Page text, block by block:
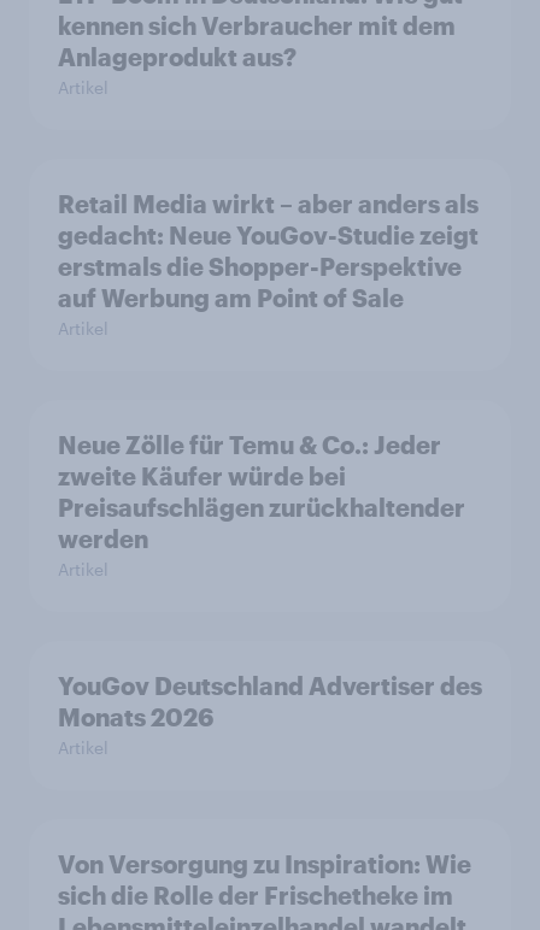
kennen sich Verbraucher mit dem
Anlageprodukt aus?
Artikel
Retail Media wirkt – aber anders als
gedacht: Neue YouGov-Studie zeigt
erstmals die Shopper-Perspektive
auf Werbung am Point of Sale
Artikel
Neue Zölle für Temu & Co.: Jeder
zweite Käufer würde bei
Preisaufschlägen zurückhaltender
werden
Artikel
YouGov Deutschland Advertiser des
Monats 2026
Artikel
Von Versorgung zu Inspiration: Wie
sich die Rolle der Frischetheke im